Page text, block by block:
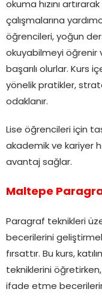
okuma hızını
çalışmalarına
öğrencileri, yoğun
okuyabilmeyi öğrenir
başarılı olurlar. Kurs
yönelik pratikler,
odaklanır.
Lise öğrencileri için
akademik ve kariyer
avantaj sağlar.
Maltepe
Paragraf teknikleri
becerilerini
fırsattır. Bu kurs,
tekniklerini öğretirken,
ifade etme